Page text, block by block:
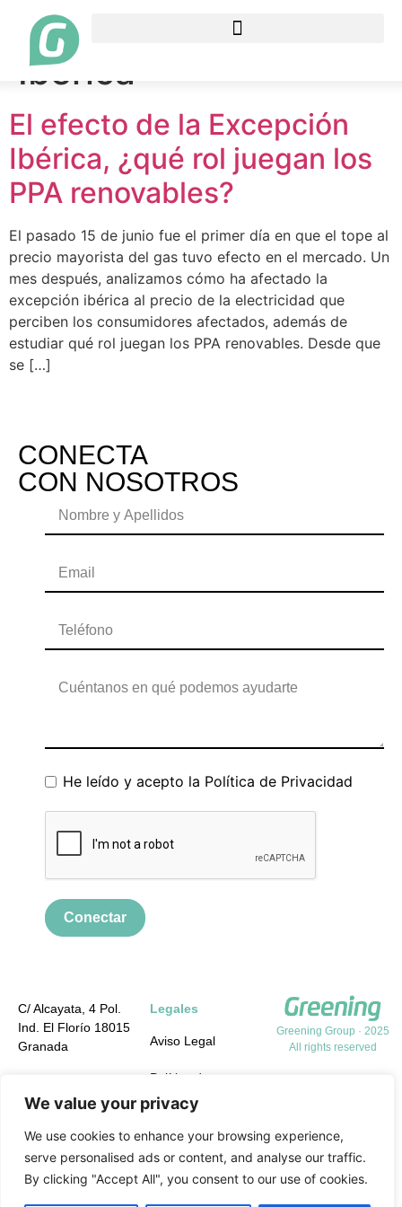
We value your privacy
We use cookies to enhance your browsing experience,
serve personalised ads or content, and analyse our traffic.
By clicking "Accept All", you consent to our use of cookies.
Etiqueta:
Excepción
Ibérica
El efecto de la Excepción
Ibérica, ¿qué rol juegan los
PPA renovables?
El pasado 15 de junio fue el primer día en que el tope al
precio mayorista del gas tuvo efecto en el mercado. Un
mes después, analizamos cómo ha afectado la
excepción ibérica al precio de la electricidad que
perciben los consumidores afectados, además de
estudiar qué rol juegan los PPA renovables. Desde que
se […]
CONECTA
CON NOSOTROS
He leído y acepto la Política de Privacidad
Conectar
C/ Alcayata, 4 Pol.
Ind. El Florío 18015
Granada
info@greening-
group.com
Legales
Aviso Legal
Política de
Privacidad
Política de cookies
medio ambiente y
Greening Group · 2025
All rights reserved